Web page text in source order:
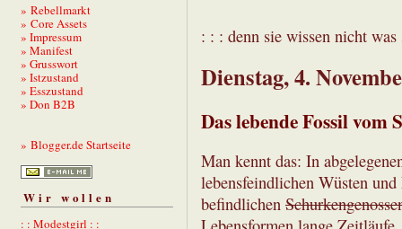
» Rebellmarkt
» Core Assets
» Impressum
» Manifest
» Grusswort
» Istzustand
» Esszustand
» Don B2B
» Blogger.de Startseite
Wir wollen
: : Modestgirl : :
: : : denn sie wissen nicht
Dienstag, 4.
Das lebende Fossil vom
Man kennt das: In
lebensfeindlichen Wüsten
befindlichen